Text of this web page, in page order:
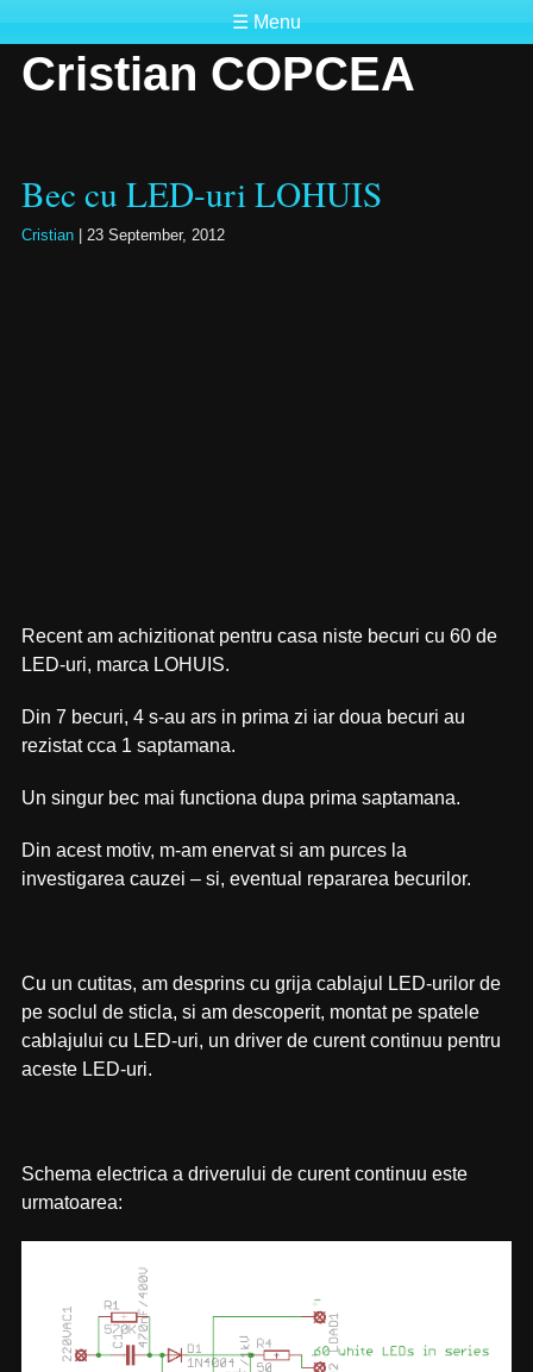
☰ Menu
Cristian COPCEA
Bec cu LED-uri LOHUIS
Cristian 23 September, 2012
Recent am achizitionat pentru casa niste becuri cu 60 de
LED-uri, marca LOHUIS.
Din 7 becuri, 4 s-au ars in prima zi iar doua becuri au
rezistat cca 1 saptamana.
Un singur bec mai functiona dupa prima saptamana.
Din acest motiv, m-am enervat si am purces la
investigarea cauzei – si, eventual repararea becurilor.
Cu un cutitas, am desprins cu grija cablajul LED-urilor de
pe soclul de sticla, si am descoperit, montat pe spatele
cablajului cu LED-uri, un driver de curent continuu pentru
aceste LED-uri.
Schema electrica a driverului de curent continuu este
urmatoarea: